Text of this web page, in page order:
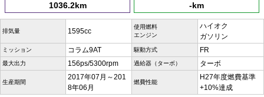
1036.2km -km
排気量 1595cc
使用燃料
エンジン
ハイオク
ガソリン
ミッション コラム9AT 駆動方式 FR
最大出力 156ps/5300rpm 過給器（ターボ） ターボ
生産期間
2017年07月～201
8年06月
燃費性能
H27年度燃費基準
+10%達成